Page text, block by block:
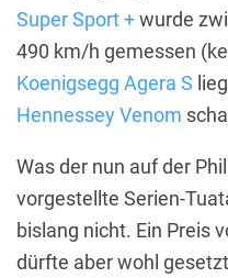
Super Sport +wurde
490 km/h gemessen
Koenigsegg Agera S
Hennessey Venom
Was der nun auf der
vorgestellte Serien-
bislang nicht. Ein Preis
dürfte aber wohl